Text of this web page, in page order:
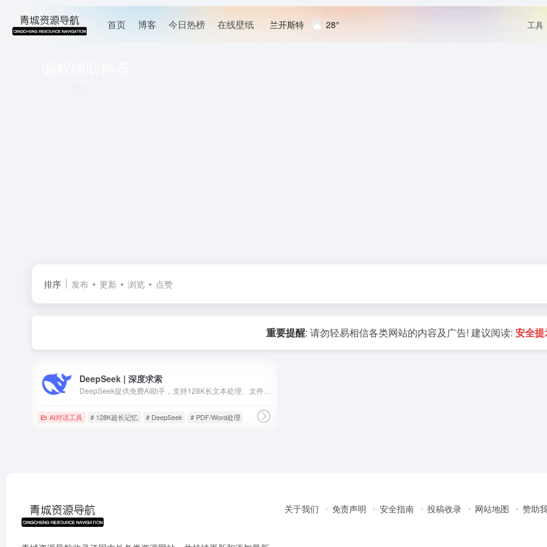
首页 博客 今日热榜 在线壁纸 兰开斯特 28° 工具
排序 发布 更新 浏览 点赞
重要提醒: 请勿轻易相信各类网站的内容及广告! 建议阅读: 安全提
DeepSeek | 深度求索
AI对话工具 # 128K超长记忆 # DeepSeek # PDF/Word处理
关于我们 免责声明 安全指南 投稿收录 网站地图 赞助